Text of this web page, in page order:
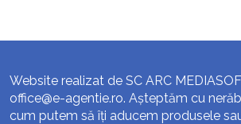
Website realizat de SC ARC
office@e-agentie.ro. Așteptăm cu
cum putem să îți aducem produsele